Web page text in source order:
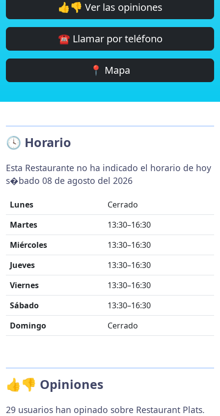
👍👎 Ver las opiniones
☎️ Llamar por teléfono
📍 Mapa
🕓 Horario
Esta Restaurante no ha indicado el horario de hoy
s�bado 08 de agosto del 2026
Lunes
Cerrado
Martes
13:30–16:30
Miércoles
13:30–16:30
Jueves
13:30–16:30
Viernes
13:30–16:30
Sábado
13:30–16:30
Domingo
Cerrado
👍👎 Opiniones
29 usuarios han opinado sobre Restaurant Plats.